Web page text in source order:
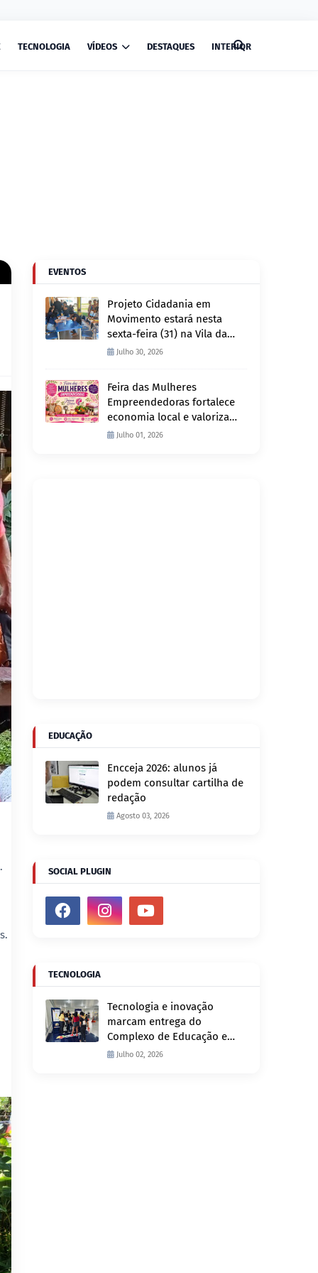
TECNOLOGIA VÍDEOS DESTAQUES INTERIOR
EVENTOS
Projeto Cidadania em
Movimento estará nesta
sexta-feira (31) na Vila da
Penha e sábado (1º) em
Julho 30, 2026
Feira das Mulheres
Empreendedoras fortalece
economia local e valoriza
produção feminina no
Julho 01, 2026
EDUCAÇÃO
Encceja 2026: alunos já
podem consultar cartilha de
redação
Agosto 03, 2026
SOCIAL PLUGIN
TECNOLOGIA
Tecnologia e inovação
marcam entrega do
Complexo de Educação e
Fiscalização de Trânsito
Julho 02, 2026